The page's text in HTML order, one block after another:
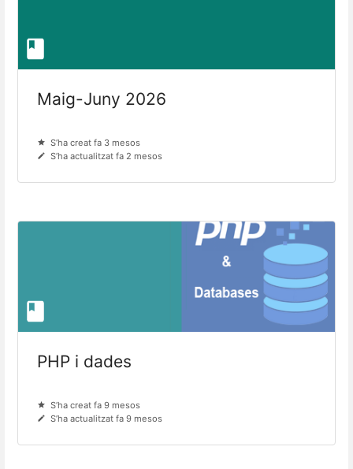
Maig-Juny 2026
S’ha creat fa 3 mesos
S’ha actualitzat fa 2 mesos
PHP i dades
S’ha creat fa 9 mesos
S’ha actualitzat fa 9 mesos